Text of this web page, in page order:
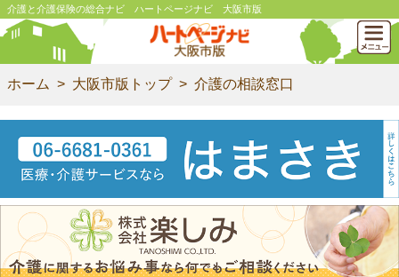
介護と介護保険の総合ナビ ハートページナビ 大阪市版
ホーム 大阪市版トップ 介護の相談窓口